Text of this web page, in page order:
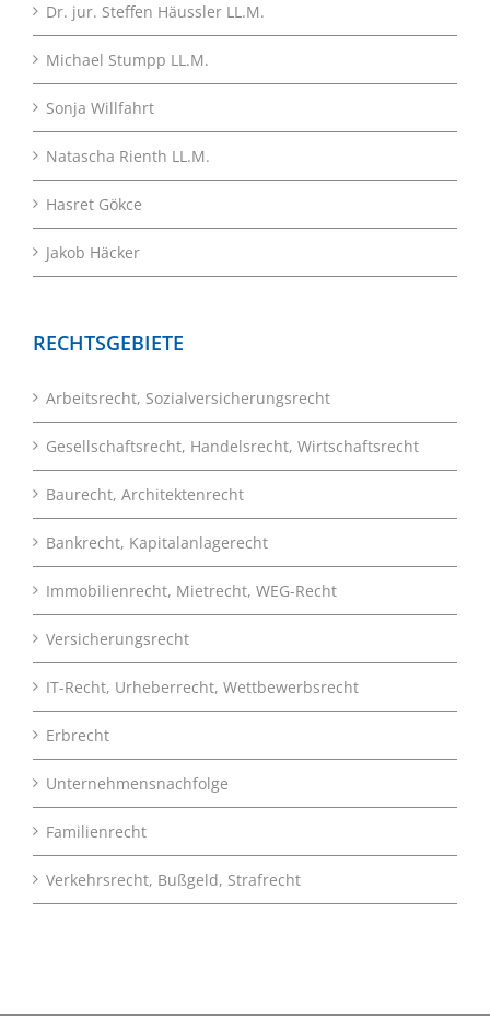
Dr. jur. Steffen Häussler LL.M.
Michael Stumpp LL.M.
Sonja Willfahrt
Natascha Rienth LL.M.
Hasret Gökce
Jakob Häcker
RECHTSGEBIETE
Arbeitsrecht, Sozialversicherungsrecht
Gesellschaftsrecht, Handelsrecht, Wirtschaftsrecht
Baurecht, Architektenrecht
Bankrecht, Kapitalanlagerecht
Immobilienrecht, Mietrecht, WEG-Recht
Versicherungsrecht
IT-Recht, Urheberrecht, Wettbewerbsrecht
Erbrecht
Unternehmensnachfolge
Familienrecht
Verkehrsrecht, Bußgeld, Strafrecht